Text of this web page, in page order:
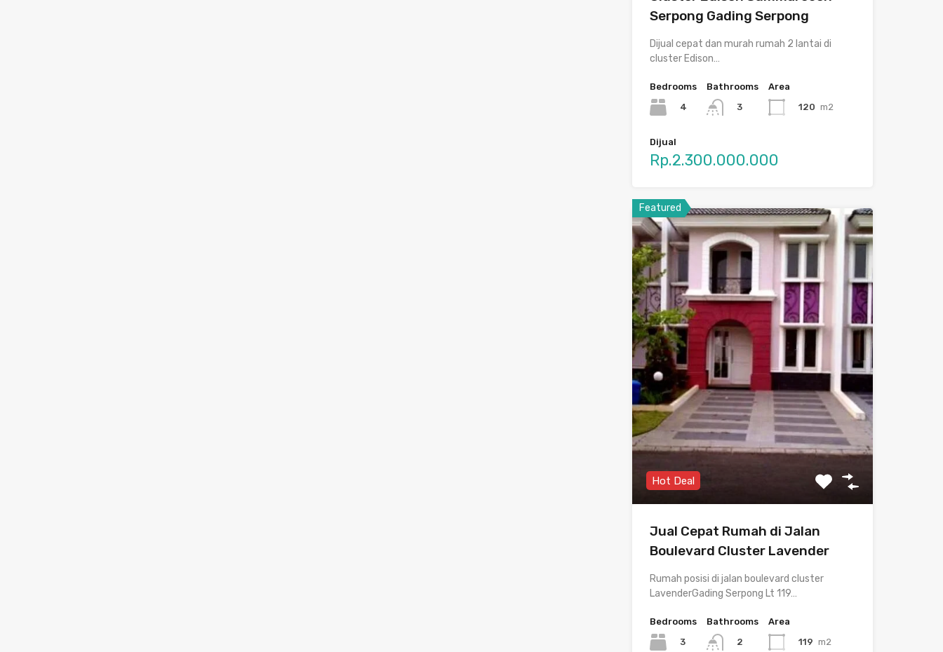
Serpong Gading Serpong
Dijual cepat dan murah rumah 2 lantai di
cluster Edison…
Bedrooms
4
Bathrooms
3
Area
120 m2
Dijual
Rp.2.300.000.000
Featured
Hot Deal
Jual Cepat Rumah di Jalan
Boulevard Cluster Lavender
Rumah posisi di jalan boulevard cluster
LavenderGading Serpong Lt 119…
Bedrooms
3
Bathrooms
2
Area
119 m2